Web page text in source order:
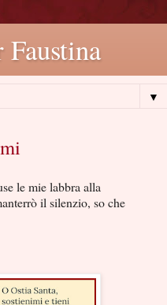
▼
le mie labbra alla
il silenzio, so che